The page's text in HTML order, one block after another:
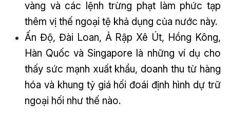
vàng và các lệnh trừng phạt làm phức tạp
thêm vị thế ngoại tệ khả dụng của nước này.
Ấn Độ, Đài Loan, Ả Rập Xê Út, Hồng Kông,
Hàn Quốc và Singapore là những ví dụ cho
thấy sức mạnh xuất khẩu, doanh thu từ hàng
hóa và khung tỷ giá hối đoái định hình dự trữ
ngoại hối như thế nào.